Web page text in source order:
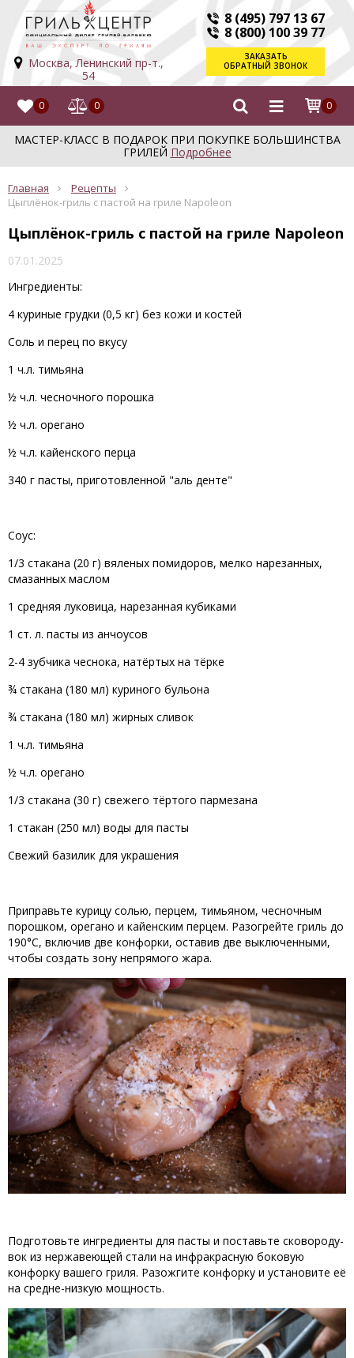
Москва, Ленинский пр-т.,
54
8 (495) 797 13 67
8 (800) 100 39 77
ЗАКАЗАТЬ
ОБРАТНЫЙ ЗВОНОК
0 0 0
МАСТЕР-КЛАСС В ПОДАРОК ПРИ ПОКУПКЕ БОЛЬШИНСТВА
ГРИЛЕЙ Подробнее
Главная
Рецепты
Цыплёнок-гриль с пастой на гриле Napoleon
Цыплёнок-гриль с пастой на гриле Napoleon
07.01.2025
Ингредиенты:
4 куриные грудки (0,5 кг) без кожи и костей
Соль и перец по вкусу
1 ч.л. тимьяна
½ ч.л. чесночного порошка
½ ч.л. орегано
½ ч.л. кайенского перца
340 г пасты, приготовленной "аль денте"
Соус:
1/3 стакана (20 г) вяленых помидоров, мелко нарезанных,
смазанных маслом
1 средняя луковица, нарезанная кубиками
1 ст. л. пасты из анчоусов
2-4 зубчика чеснока, натёртых на тёрке
¾ стакана (180 мл) куриного бульона
¾ стакана (180 мл) жирных сливок
1 ч.л. тимьяна
½ ч.л. орегано
1/3 стакана (30 г) свежего тёртого пармезана
1 стакан (250 мл) воды для пасты
Свежий базилик для украшения
Приправьте курицу солью, перцем, тимьяном, чесночным
порошком, орегано и кайенским перцем. Разогрейте гриль до
190°C, включив две конфорки, оставив две выключенными
чтобы создать зону непрямого жара.
Подготовьте ингредиенты для пасты и поставьте сковороду-
вок из нержавеющей стали на инфракрасную боковую
конфорку вашего гриля. Разожгите конфорку и установите её
на средне-низкую мощность.